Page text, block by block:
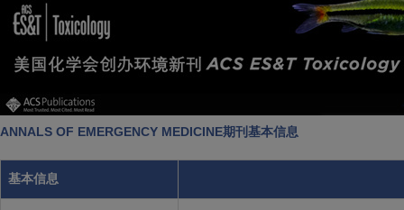
ANNALS OF EMERGENCY MEDICINE期刊基本信息
基本信息